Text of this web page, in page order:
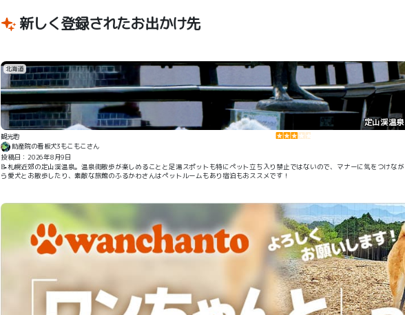
新しく登録されたお出かけ先
北海道
定山渓温泉
観光地
助産院の看板犬3もこもこさん
投稿日：2026年8月9日
📝札幌近郊の定山渓温泉。温泉街散歩が楽しめることと足湯スポットも特にペット立ち入り禁止ではないので、マナーに気をつけなが
ら愛犬とお散歩したり、素敵な旅館のふるかわさんはペットルームもあり宿泊もおススメです！